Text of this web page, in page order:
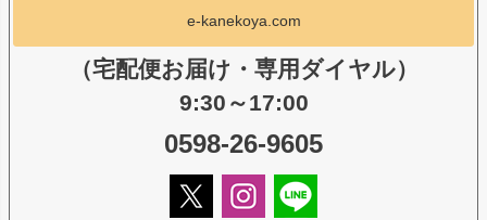
e-kanekoya.com
（宅配便お届け・専用ダイヤル）
9:30～17:00
0598-26-9605